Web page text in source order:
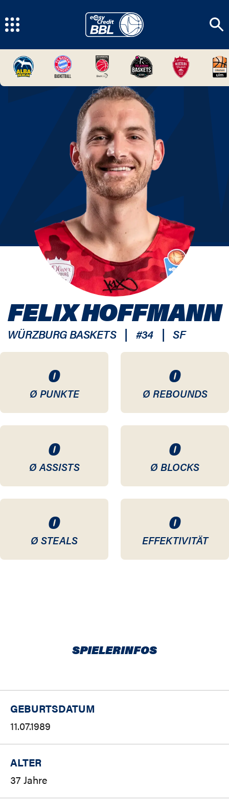
0
Ø PUNKTE
0
Ø REBOUNDS
0
Ø ASSISTS
0
Ø BLOCKS
0
Ø STEALS
0
EFFEKTIVITÄT
FELIX HOFFMANN
WÜRZBURG BASKETS | #34 | SF
SPIELERINFOS
GEBURTSDATUM
11.07.1989
ALTER
37 Jahre